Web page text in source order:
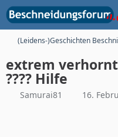
(Leidens-)Geschichten
extrem
???? Hilfe
Samurai81 16.